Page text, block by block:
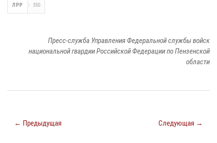
ЛРР 350
Пресс-служба Управления Федеральной службы войск
национальной гвардии Российской Федерации по Пензенской
области
← Предыдущая Следующая →